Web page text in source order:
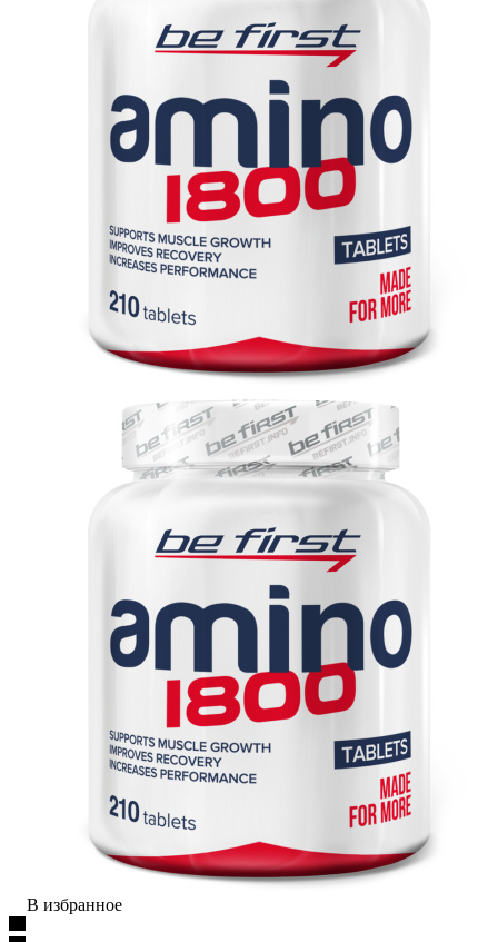
В избранное